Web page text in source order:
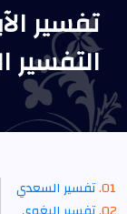
تفسير السعدي